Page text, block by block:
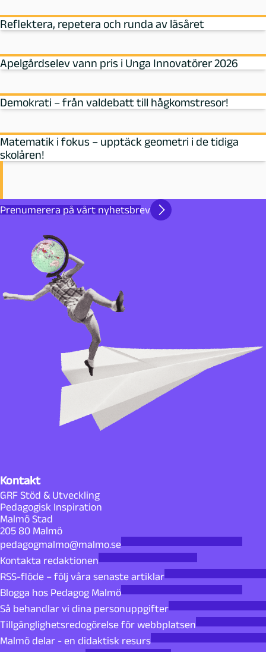
Reflektera, repetera och runda av läsåret
Apelgårdselev vann pris i Unga Innovatörer 2026
Demokrati – från valdebatt till hågkomstresor!
Matematik i fokus – upptäck geometri i de tidiga
skolåren!
Prenumerera på vårt nyhetsbrev
Kontakt
GRF Stöd & Utveckling
Pedagogisk Inspiration
Malmö Stad
205 80 Malmö
pedagogmalmo@malmo.se
Kontakta redaktionen
RSS-flöde – följ våra senaste artiklar
Blogga hos Pedagog Malmö
Så behandlar vi dina personuppgifter
Tillgänglighetsredogörelse för webbplatsen
Malmö delar - en didaktisk resurs